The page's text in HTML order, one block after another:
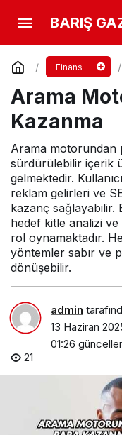
BARIŞ
Finans
Arama
Kazanma
Arama motorundan
sürdürülebilir içerik
gelmektedir.
reklam gelirleri ve
kazanç sağlayabilir.
hedef kitle analizi
rol oynamaktadır.
yöntemler sabır ve
dönüşebilir.
admin
13 Haziran
01:26
21
Arama
Yorum Yap